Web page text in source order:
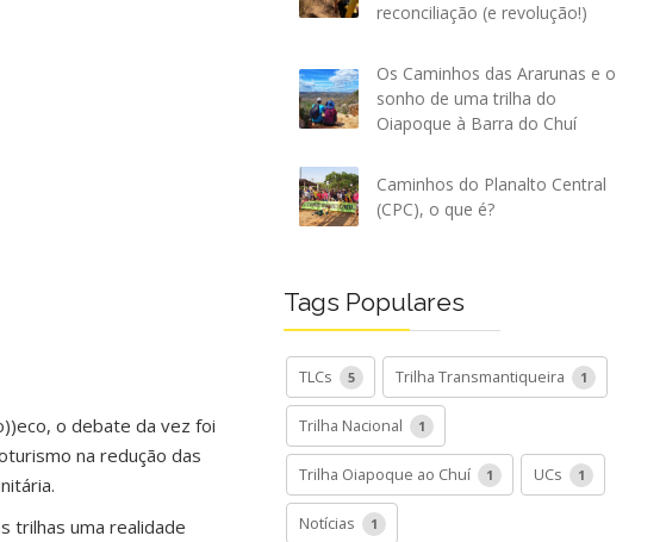
o debate da vez foi
na redução das
trilhas uma realidade
reconciliação (e revolução!)
Os Caminhos das Ararunas e o
sonho de uma trilha do
Oiapoque à Barra do Chuí
Caminhos do Planalto Central
(CPC), o que é?
Tags Populares
TLCs 5 Trilha Transmantiqueira 1
Trilha Nacional 1
Trilha Oiapoque ao Chuí 1 UCs 1
Notícias 1